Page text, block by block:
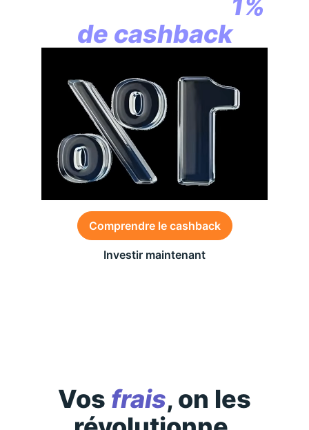
de cashback
Comprendre le cashback
Investir maintenant
Vos frais, on les